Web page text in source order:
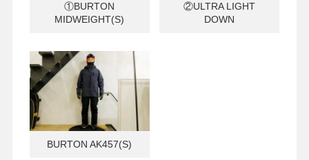
①BURTON
MIDWEIGHT(S)
②ULTRA LIGHT
DOWN
BURTON AK457(S)